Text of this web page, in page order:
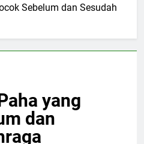
Sebelum dan Sesudah
yang
dan